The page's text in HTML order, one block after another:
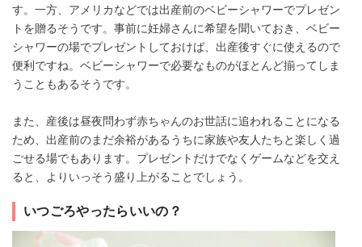
す。一方、アメリカなどでは出産前のベビーシャワーでプレゼン
トを贈るそうです。事前に妊婦さんに希望を聞いておき、ベビー
シャワーの場でプレゼントしておけば、出産後すぐに使えるので
便利ですね。ベビーシャワーで必要なものがほとんど揃ってしま
うこともあるそうです。
また、産後は昼夜問わず赤ちゃんのお世話に追われることになる
ため、出産前のまだ余裕があるうちに家族や友人たちと楽しく過
ごせる場でもあります。プレゼントだけでなくゲームなどを交え
ると、よりいっそう盛り上がることでしょう。
いつごろやったらいいの？